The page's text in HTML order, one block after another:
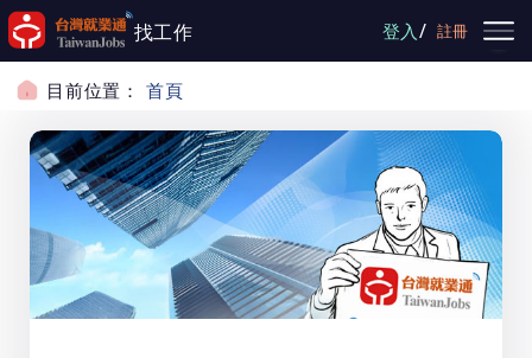
跳到主要內容
找工作 登入/ 註冊
目前位置： 首頁